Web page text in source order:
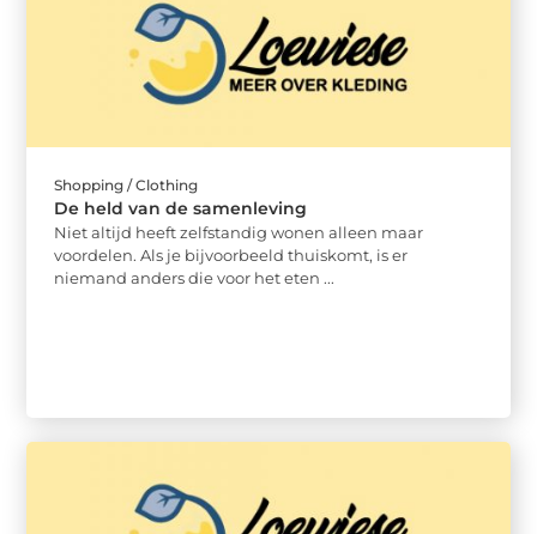
Shopping / Clothing
De held van de samenleving
Niet altijd heeft zelfstandig wonen alleen maar
voordelen. Als je bijvoorbeeld thuiskomt, is er
niemand anders die voor het eten ...